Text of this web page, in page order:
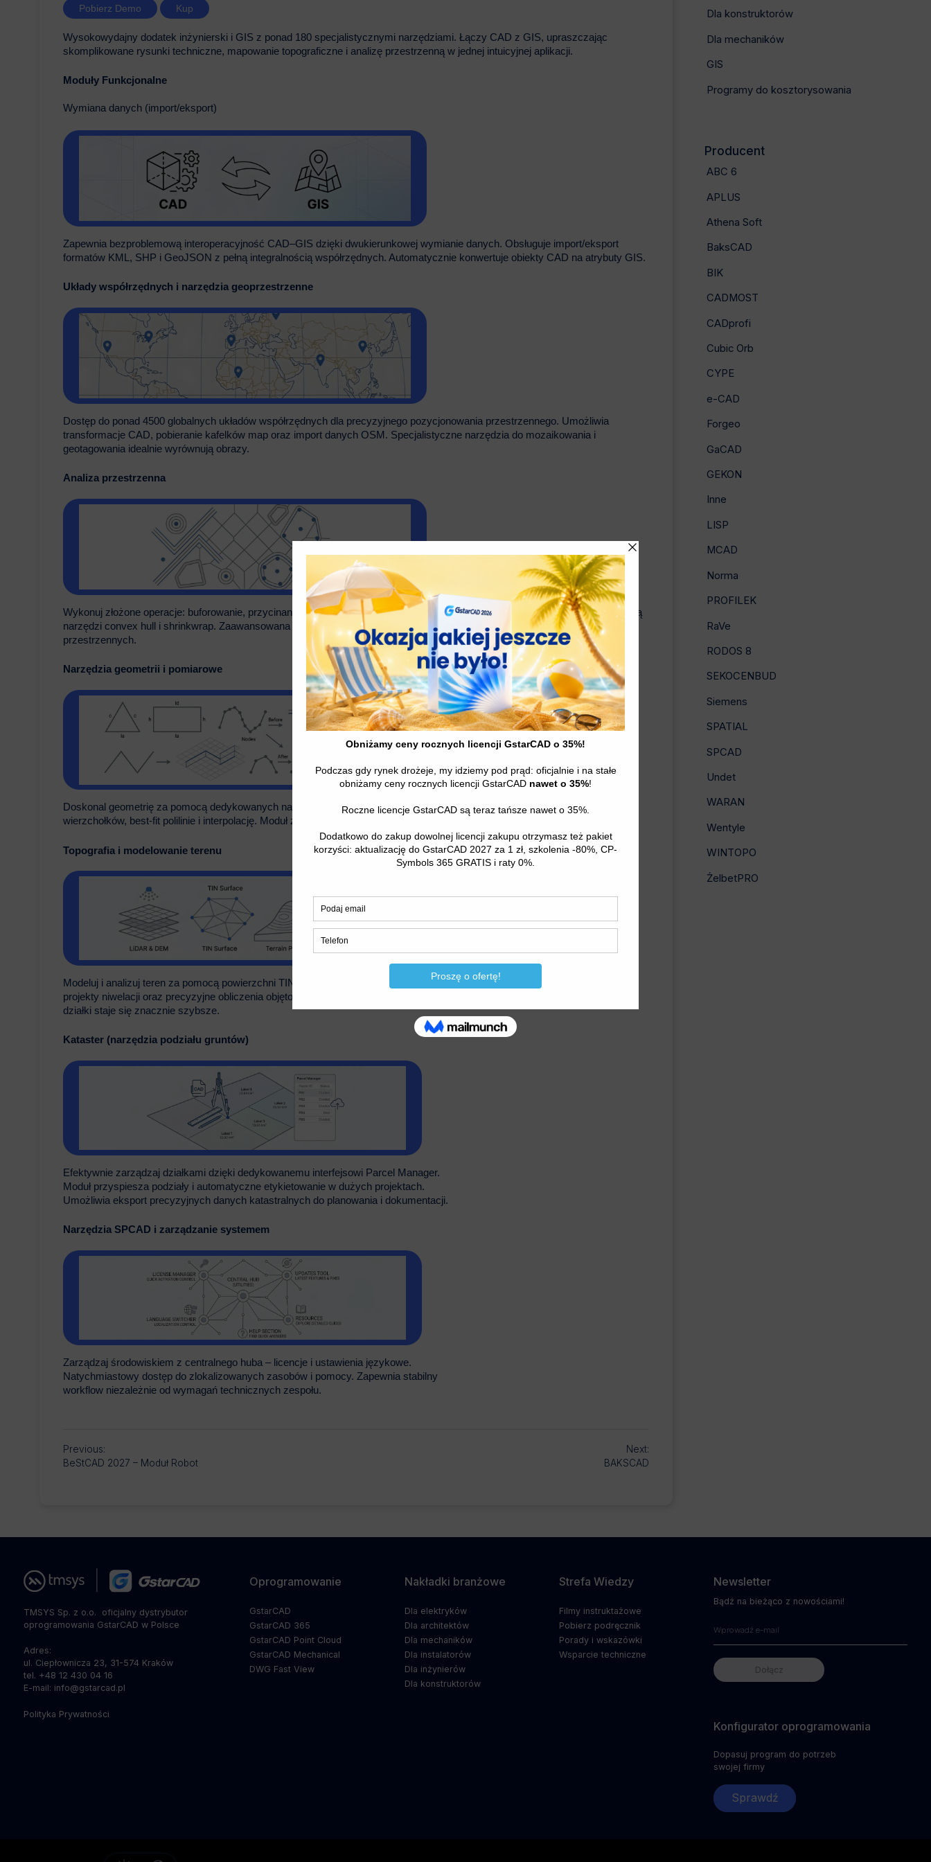
Pobierz Demo Kup
Wysokowydajny dodatek inżynierski i GIS z ponad 180 specjalistycznymi narzędziami. Łączy CAD z GIS, upraszczając
skomplikowane rysunki techniczne, mapowanie topograficzne i analizę przestrzenną w jednej intuicyjnej aplikacji.
Moduły Funkcjonalne
Wymiana danych (import/eksport)
Zapewnia bezproblemową interoperacyjność CAD–GIS dzięki dwukierunkowej wymianie danych. Obsługuje import/eksport
formatów KML, SHP i GeoJSON z pełną integralnością współrzędnych. Automatycznie konwertuje obiekty CAD na atrybuty GIS.
Układy współrzędnych i narzędzia geoprzestrzenne
Dostęp do ponad 4500 globalnych układów współrzędnych dla precyzyjnego pozycjonowania przestrzennego. Umożliwia
transformacje CAD, pobieranie kafelków map oraz import danych OSM. Specjalistyczne narzędzia do mozaikowania i
geotagowania idealnie wyrównują obrazy.
Analiza przestrzenna
Wykonuj złożone operacje: buforowanie, przycinanie, generowanie Voronoi w jednym interfejsie. Udoskonalaj obiekty za pomocą
narzędzi convex hull i shrinkwrap. Zaawansowana edycja polilinii i liczenie umożliwia efektywne przetwarzanie danych
przestrzennych.
Narzędzia geometrii i pomiarowe
Doskonal geometrię za pomocą dedykowanych narzędzi do konwersji 2D–3D i optymalizacji węzłów. Wykorzystaj wstawianie
wierzchołków, best-fit polilinie i interpolację. Moduł zapewnia precyzyjne funkcje analizy odległości i spadków.
Topografia i modelowanie terenu
Modeluj i analizuj teren za pomocą powierzchni TIN, LiDAR i narzędzi DEM. Generuj kontury,
projekty niwelacji oraz precyzyjne obliczenia objętości. Tworzenie profili i osi dla oceny
działki staje się znacznie szybsze.
Kataster (narzędzia podziału gruntów)
Efektywnie zarządzaj działkami dzięki dedykowanemu interfejsowi Parcel Manager.
Moduł przyspiesza podziały i automatyczne etykietowanie w dużych projektach.
Umożliwia eksport precyzyjnych danych katastralnych do planowania i dokumentacji.
Narzędzia SPCAD i zarządzanie systemem
Zarządzaj środowiskiem z centralnego huba – licencje i ustawienia językowe.
Natychmiastowy dostęp do zlokalizowanych zasobów i pomocy. Zapewnia stabilny
workflow niezależnie od wymagań technicznych zespołu.
Previous:
BeStCAD 2027 – Moduł Robot
Next:
BAKSCAD
Dla konstruktorów
Dla mechaników
GIS
Programy do kosztorysowania
Producent
ABC 6
APLUS
Athena Soft
BaksCAD
BIK
CADMOST
CADprofi
Cubic Orb
CYPE
e-CAD
Forgeo
GaCAD
GEKON
Inne
LISP
MCAD
Norma
PROFILEK
RaVe
RODOS 8
SEKOCENBUD
Siemens
SPATIAL
SPCAD
Undet
WARAN
Wentyle
WINTOPO
ŻelbetPRO
TMSYS Sp. z o.o. ­ oficjalny dystrybutor
oprogramowania GstarCAD w Polsce
Adres:
ul. Ciepłownicza 23, 31-574 Kraków
tel. +48 12 430 04 16
E-mail: info@gstarcad.pl
Polityka Prywatności
Oprogramowanie
GstarCAD
GstarCAD 365
GstarCAD Point Cloud
GstarCAD Mechanical
DWG Fast View
Nakładki branżowe
Dla elektryków
Dla architektów
Dla mechaników
Dla instalatorów
Dla inżynierów
Dla konstruktorów
Strefa Wiedzy
Filmy instruktażowe
Pobierz podręcznik
Porady i wskazówki
Wsparcie techniczne
Newsletter
Bądź na bieżąco z nowościami!
Konfigurator oprogramowania
Dopasuj program do potrzeb
swojej firmy
Sprawdź